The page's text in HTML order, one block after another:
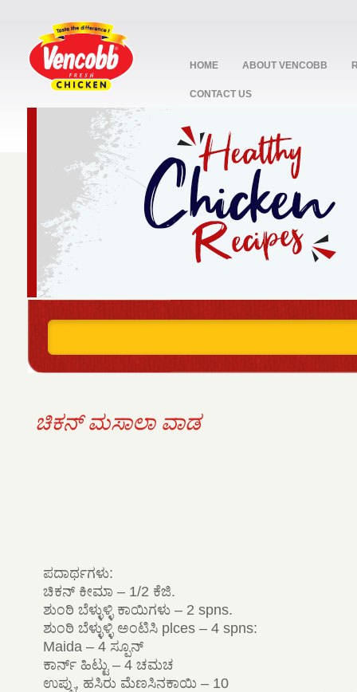
HOME ABOUT VENCOBB
CONTACT US
2
ಚಿಕನ್ ಮಸಾಲಾ ವಾಡ
ಪದಾರ್ಥಗಳು:
ಚಿಕನ್ ಕೀಮಾ – 1/2 ಕೆಜಿ.
ಶುಂಠಿ ಬೆಳ್ಳುಳ್ಳಿ ಕಾಯಿಗಳು – 2 spns.
ಶುಂಠಿ ಬೆಳ್ಳುಳ್ಳಿ ಅಂಟಿಸಿ plces – 4 spns:
Maida – 4 ಸ್ಪೂನ್
ಕಾರ್ನ್ ಹಿಟ್ಟು – 4 ಚಮಚ
ಉಪ್ಪು, ಹಸಿರು ಮೆಣಸಿನಕಾಯಿ – 10